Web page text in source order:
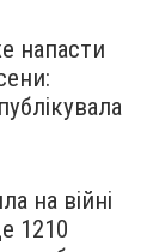
напасти
на війні
1210